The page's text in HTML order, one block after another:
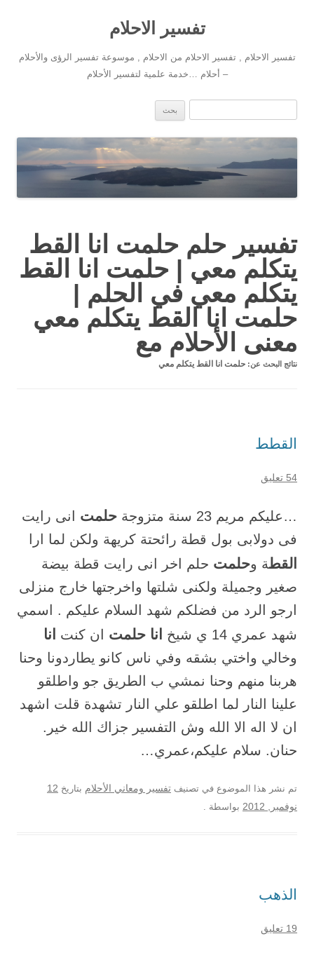
تفسير الاحلام
تفسير الاحلام , تفسير الاحلام من الاحلام , موسوعة تفسير الرؤى والأحلام
– أحلام …خدمة علمية لتفسير الأحلام
انتقل إلى المحتوى
تفسير حلم حلمت انا القط
يتكلم معي | حلمت انا القط
يتكلم معي في الحلم |
حلمت انا القط يتكلم معي
معنى الأحلام مع
نتائج البحث عن: حلمت انا القط يتكلم معي
القطط
54 تعليق
…عليكم مريم 23 سنة متزوجة حلمت انى رايت
فى دوﻻبى بول قطة رائحتة كريهة ولكن لما ارا
القطة وحلمت حلم اخر انى رايت قطة بيضة
صغير وجميلة ولكنى شلتها واخرجتها خارج منزلى
ارجو الرد من فضلكم شهد السلام عليكم . اسمي
شهد عمري 14 ي شيخ
انا حلمت ان كنت انا
وخالي واختي بشقه وفي ناس كانو يطاردونا وحنا
هربنا منهم وحنا نمشي ب الطريق جو واطلقو
علينا النار لما اطلقو علي النار تشهدة قلت اشهد
ان لا اله الا الله وش التفسير جزاك الله خير.
حنان. سلام عليكم،عمري…
تم نشر هذا الموضوع في تصنيف تفسير ومعاني الأحلام بتاريخ 12
نوفمبر, 2012
بواسطة .
الذهب
19 تعليق